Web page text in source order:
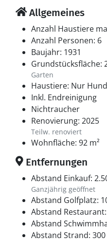
Fischrestaurants stärkst.
ihr vom Rørvig Hafen aus
Hundested übersetzen.
mit Cafés und
Minigolfanlage, dem
beliebten Trödelmarkt und
Allgemeines
Anzahl Haustiere
Anzahl Personen: 6
Baujahr: 1931
Grundstücksfläche:
Garten
Haustiere: Nur
Inkl. Endreinigung
Nichtraucher
Renovierung: 2025
Teilw. renoviert
Wohnfläche: 92 m²
Entfernungen
Abstand Einkauf:
Ganzjährig geöffnet
Abstand Golfplatz:
Abstand
Abstand
Abstand Strand: